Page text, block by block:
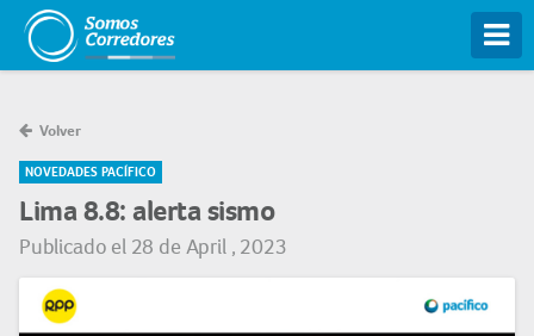
Volver
NOVEDADES PACÍFICO
Lima 8.8: alerta sismo
Publicado el 28 de April , 2023